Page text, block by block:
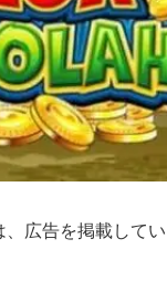
広告を掲載してい